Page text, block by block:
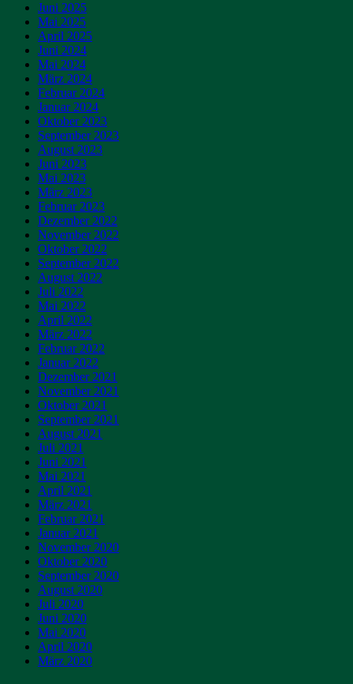
Juni 2025
Mai 2025
April 2025
Juni 2024
Mai 2024
März 2024
Februar 2024
Januar 2024
Oktober 2023
September 2023
August 2023
Juni 2023
Mai 2023
März 2023
Februar 2023
Dezember 2022
November 2022
Oktober 2022
September 2022
August 2022
Juli 2022
Mai 2022
April 2022
März 2022
Februar 2022
Januar 2022
Dezember 2021
November 2021
Oktober 2021
September 2021
August 2021
Juli 2021
Juni 2021
Mai 2021
April 2021
März 2021
Februar 2021
Januar 2021
November 2020
Oktober 2020
September 2020
August 2020
Juli 2020
Juni 2020
Mai 2020
April 2020
März 2020